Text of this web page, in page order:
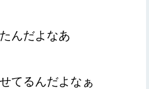
んだよなあ
てるんだよなぁ